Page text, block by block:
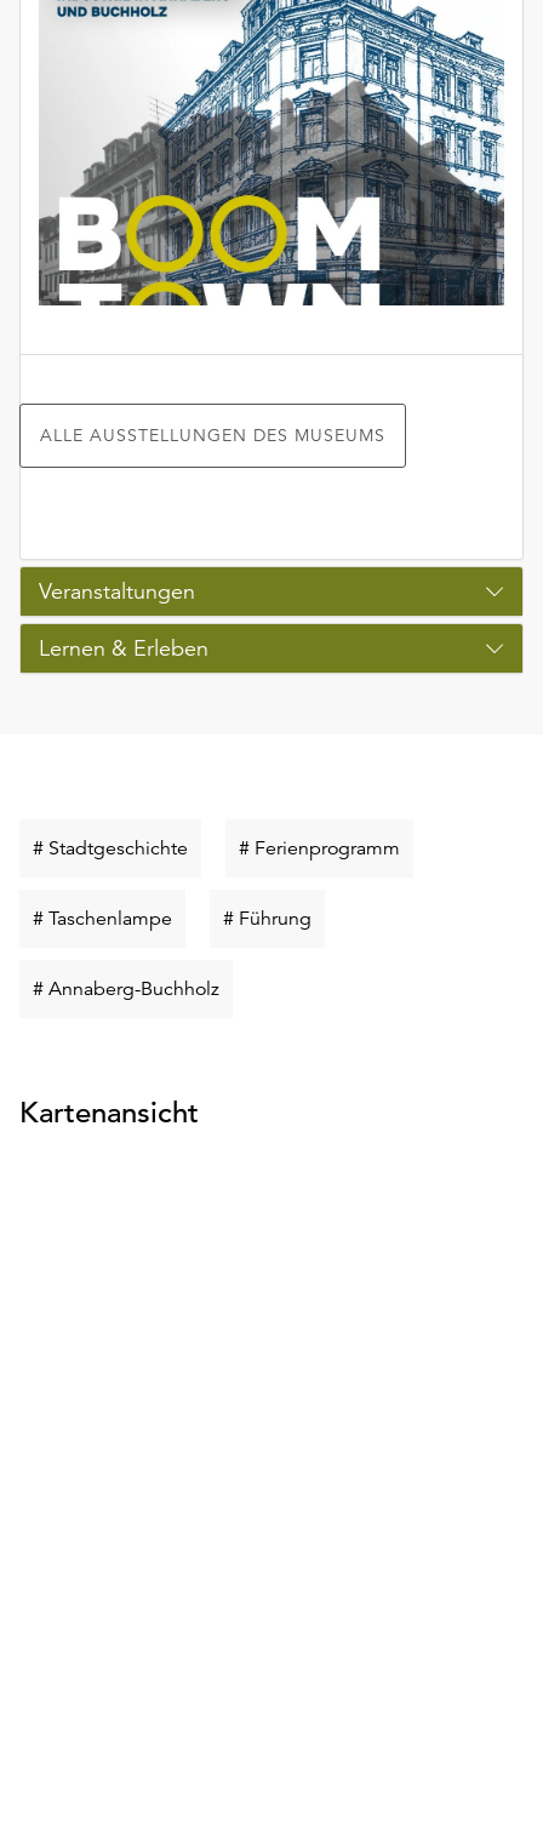
ALLE AUSSTELLUNGEN DES MUSEUMS
Veranstaltungen
Lernen & Erleben
# Stadtgeschichte Schlüsselwort
# Ferienprogramm
# Taschenlampe Schlüsselwort
# Führung
# Annaberg-BuchholzSchlüsselwort
Kartenansicht